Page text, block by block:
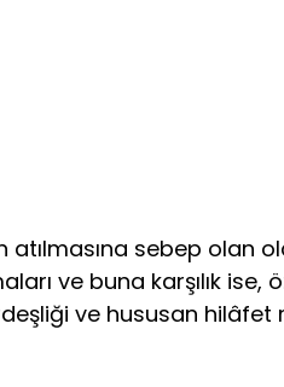
sebep olan
ve buna karşılık ise,
ve hususan